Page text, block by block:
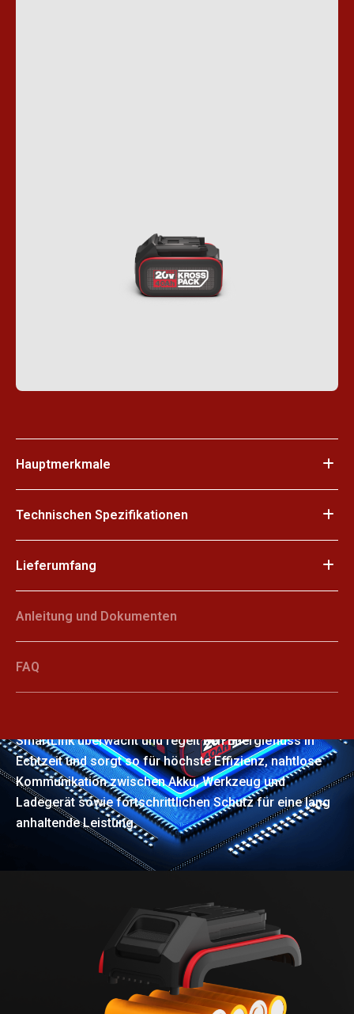
Hauptmerkmale
Technischen Spezifikationen
Lieferumfang
Anleitung und Dokumenten
FAQ
SmartLink überwacht und regelt den Energiefluss in
Echtzeit und sorgt so für höchste Effizienz, nahtlose
Kommunikation zwischen Akku, Werkzeug und
Ladegerät sowie fortschrittlichen Schutz für eine lang
anhaltende Leistung.